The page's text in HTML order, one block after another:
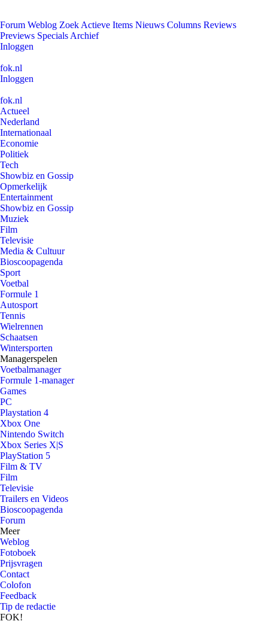
Forum Weblog Zoek Actieve Items Nieuws Columns Reviews
Previews Specials Archief
Inloggen
fok.nl
Inloggen
fok.nl
Actueel
Nederland
Internationaal
Economie
Politiek
Tech
Showbiz en Gossip
Opmerkelijk
Entertainment
Showbiz en Gossip
Muziek
Film
Televisie
Media & Cultuur
Bioscoopagenda
Sport
Voetbal
Formule 1
Autosport
Tennis
Wielrennen
Schaatsen
Wintersporten
Managerspelen
Voetbalmanager
Formule 1-manager
Games
PC
Playstation 4
Xbox One
Nintendo Switch
Xbox Series X|S
PlayStation 5
Film & TV
Film
Televisie
Trailers en Videos
Bioscoopagenda
Forum
Meer
Weblog
Fotoboek
Prijsvragen
Contact
Colofon
Feedback
Tip de redactie
FOK!